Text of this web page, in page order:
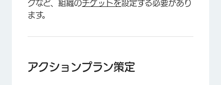
グなど、組織のチケットを設定する必要があり
ます。
アクションプラン策定